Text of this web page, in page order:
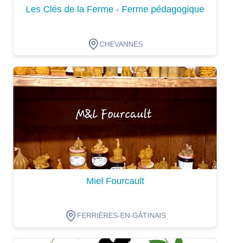
Les Clés de la Ferme - Ferme pédagogique
CHEVANNES
Dégustation
Miel Fourcault
FERRIÈRES-EN-GÂTINAIS